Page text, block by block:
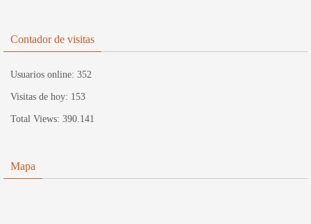
Contador de visitas
Usuarios online: 352
Visitas de hoy: 153
Total Views: 390.141
Mapa